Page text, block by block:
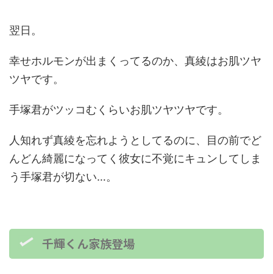
翌日。
幸せホルモンが出まくってるのか、真綾はお肌ツヤ
ツヤです。
手塚君がツッコむくらいお肌ツヤツヤです。
人知れず真綾を忘れようとしてるのに、目の前でど
んどん綺麗になってく彼女に不覚にキュンしてしま
う手塚君が切ない…。
千輝くん家族登場